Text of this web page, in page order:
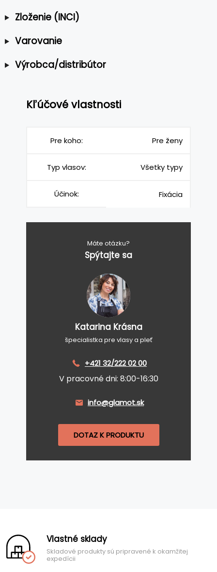
Zloženie (INCI)
Varovanie
Výrobca/distribútor
Kľúčové vlastnosti
Pre koho: Pre ženy
Typ vlasov: Všetky typy
Účinok: Fixácia
Máte otázku?
Spýtajte sa
Katarina Krásna
špecialistka pre vlasy a pleť
+421 32/222 02 00
V pracovné dni: 8:00-16:30
info@glamot.sk
DOTAZ K PRODUKTU
Vlastné sklady
Skladové produkty sú pripravené k okamžitej
expedícii